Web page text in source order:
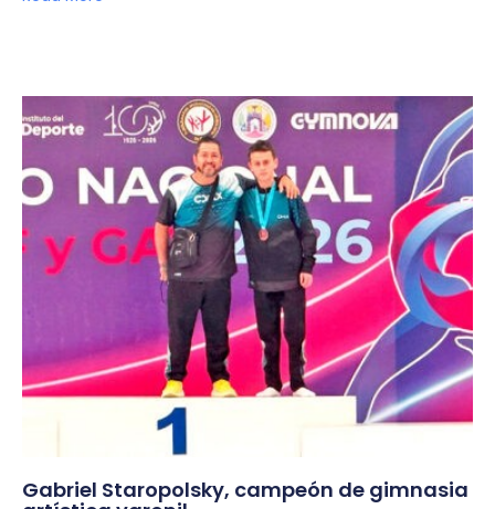
Gabriel Staropolsky, campeón de gimnasia